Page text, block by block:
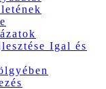
Igal és